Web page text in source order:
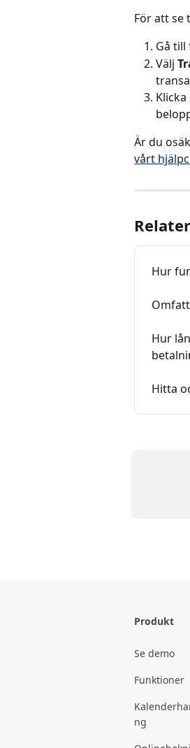
För att se
Gå till
Välj
Är du
vårt
Hur
Hur
Hitta
Produkt
Se demo
Funktioner
ng